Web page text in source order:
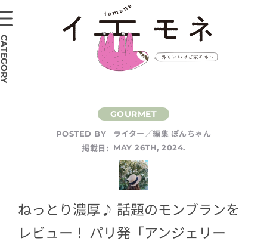
POSTED BY
ライター／編集 ぽんちゃん
掲載日:
MAY 26TH, 2024.
ねっとり濃厚♪ 話題のモンブランを
レビュー！ パリ発「アンジェリー